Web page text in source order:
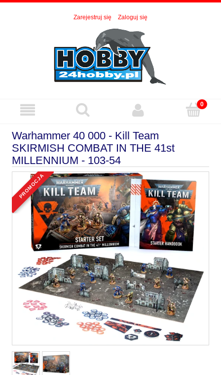
Zarejestruj się Zaloguj się
Warhammer 40 000 - Kill Team
SKIRMISH COMBAT IN THE 41st
MILLENNIUM - 103-54
promocja